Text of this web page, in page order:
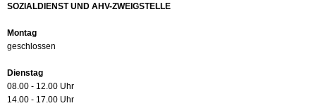
SOZIALDIENST UND AHV-ZWEIGSTELLE
Montag
geschlossen
Dienstag
08.00 - 12.00 Uhr
14.00 - 17.00 Uhr